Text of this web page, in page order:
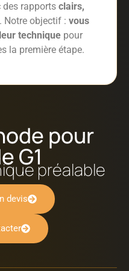
des rapports clairs,
Notre objectif : vous
techniquepour
la première étape.
pour
G1préalable
devis